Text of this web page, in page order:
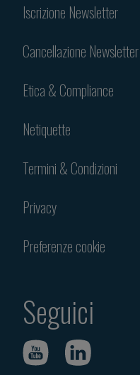
Iscrizione Newsletter
Cancellazione Newsletter
Etica & Compliance
Netiquette
Termini & Condizioni
Privacy
Preferenze cookie
Seguici